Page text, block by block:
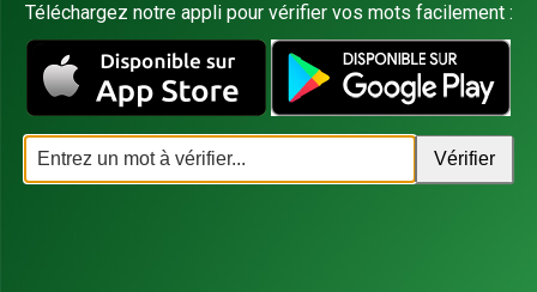
Téléchargez notre appli pour vérifier vos mots facilement :